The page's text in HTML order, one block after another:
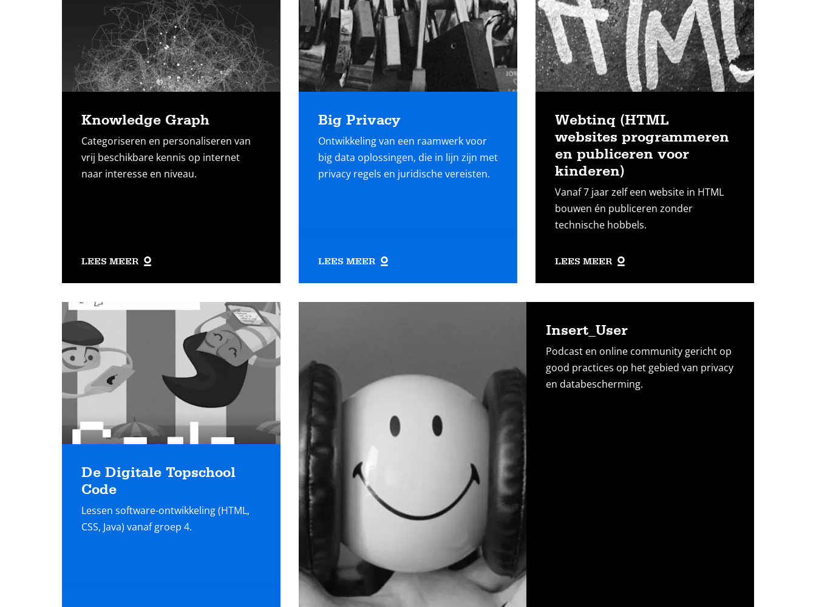
Knowledge Graph
Categoriseren en personaliseren van
vrij beschikbare kennis op internet
naar interesse en niveau.
LEES MEER
Big Privacy
Ontwikkeling van een raamwerk voor
big data oplossingen, die in lijn zijn met
privacy regels en juridische vereisten.
LEES MEER
Webtinq (HTML
websites programmeren
en publiceren voor
kinderen)
Vanaf 7 jaar zelf een website in HTML
bouwen én publiceren zonder
technische hobbels.
LEES MEER
De Digitale Topschool
Code
Lessen software-ontwikkeling (HTML,
CSS, Java) vanaf groep 4.
Lees
Insert_User
Podcast en online community gericht op
good practices op het gebied van privacy
en databescherming.